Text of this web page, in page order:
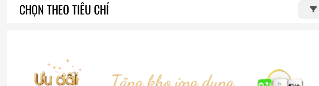
CHỌN THEO TIÊU CHÍ